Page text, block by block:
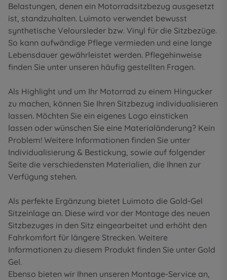
Belastungen, denen ein Motorradsitzbezug ausgesetzt
ist, standzuhalten. Luimoto verwendet bewusst
synthetische Veloursleder bzw. Vinyl für die Sitzbezüge.
So kann aufwändige Pflege vermieden und eine lange
Lebensdauer gewährleistet werden. Pflegehinweise
finden Sie unter unseren häufig gestellten Fragen.
Als Highlight und um Ihr Motorrad zu einem Hingucker
zu machen, können Sie Ihren Sitzbezug individualisieren
lassen. Möchten Sie ein eigenes Logo einsticken
lassen oder wünschen Sie eine Materialänderung? Kein
Problem! Weitere Informationen finden Sie unter
Individualisierung & Bestickung, sowie auf folgender
Seite die verschiedensten Materialien, die Ihnen zur
Verfügung stehen.
Als perfekte Ergänzung bietet Luimoto die Gold-Gel
Sitzeinlage an. Diese wird vor der Montage des neuen
Sitzbezuges in den Sitz eingearbeitet und erhöht den
Fahrkomfort für längere Strecken. Weitere
Informationen zu diesem Produkt finden Sie unter Gold
Gel.
Ebenso bieten wir Ihnen unseren Montage-Service an,